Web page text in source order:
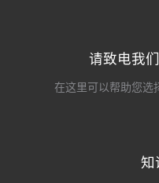
请致电我
在这里可以帮助您选
知